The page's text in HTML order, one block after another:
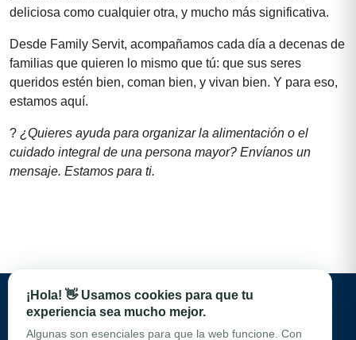
deliciosa como cualquier otra, y mucho más significativa.
Desde Family Servit, acompañamos cada día a decenas de
familias que quieren lo mismo que tú: que sus seres
queridos estén bien, coman bien, y vivan bien. Y para eso,
estamos aquí.
? ¿Quieres ayuda para organizar la alimentación o el
cuidado integral de una persona mayor? Envíanos un
mensaje. Estamos para ti.
¡Hola! 👋 Usamos cookies para que tu
experiencia sea mucho mejor.
Algunas son esenciales para que la web funcione. Con